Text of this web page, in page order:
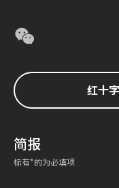
红十
简报
标有*的为必填项